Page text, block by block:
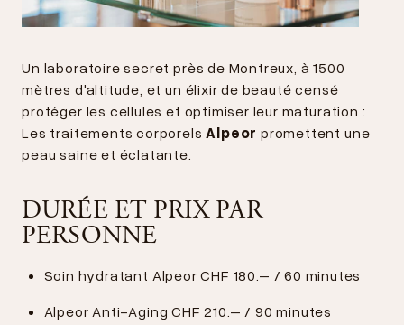
Un laboratoire secret près de Montreux, à 1500
mètres d'altitude, et un élixir de beauté censé
protéger les cellules et optimiser leur maturation :
Les traitements corporelsAlpeor promettent une
peau saine et éclatante.
DURÉE ET PRIX PAR
PERSONNE
Soin hydratant Alpeor CHF 180.– / 60 minutes
Alpeor Anti-Aging CHF 210.– / 90 minutes